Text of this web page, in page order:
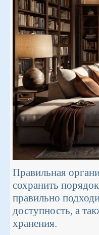
Правильная
сохранить
правильно
доступность, а
хранения.